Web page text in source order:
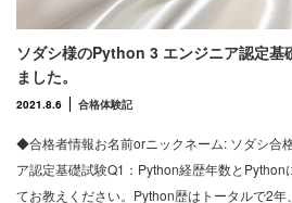
ソダシ様のPython 3 エンジニア認定基
ました。
2021.8.6 合格体験記
◆合格者情報お名前orニックネーム: ソダシ合
ア認定基礎試験Q1：Python経歴年数と
てお教えください。Python歴はトータルで2